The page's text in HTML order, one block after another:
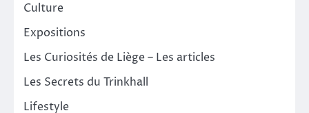
Culture
Expositions
Les Curiosités de Liège – Les articles
Les Secrets du Trinkhall
Lifestyle